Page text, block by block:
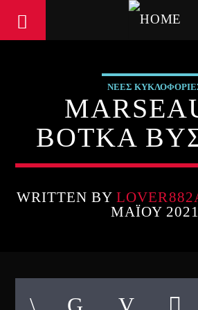
ΝΕΕΣ
ΒΟΤΚΑ
WRITTEN BY
ΜΑΪ́ΟΥ 2021